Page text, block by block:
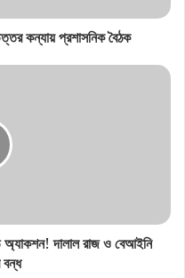
কন্যায় প্রশাসনিক বৈঠক
অ্যাকশন! দালাল রাজ ও বেআইনি
বন্ধ